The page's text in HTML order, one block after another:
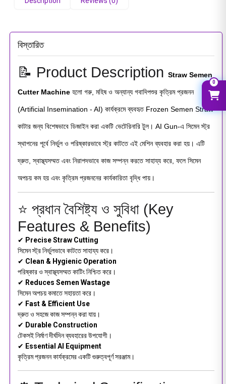
বিস্তারিত
📝 Product DescriptionStraw Semen
Cutter Machine হলো গরু, মহিষ ও অন্যান্য গবাদিপশুর কৃত্রিম প্রজনন
(Artificial Insemination - AI) কার্যক্রমে ব্যবহৃত Frozen Semen Straw
কাটার জন্য বিশেষভাবে ডিজাইন করা একটি ভেটেরিনারি টুল। AI Gun-এ সিমেন স্ট্র
স্থাপনের পূর্বে নির্ভুল ও পরিষ্কারভাবে স্ট্র কাটতে এই মেশিন ব্যবহার করা হয়। এটি
দ্রুত, স্বাস্থ্যসম্মত এবং নিরাপদভাবে কাজ সম্পন্ন করতে সাহায্য করে, ফলে সিমেন
অপচয় কম হয় এবং কৃত্রিম প্রজননের কার্যকারিতা বৃদ্ধি পায়।
⭐ প্রধান বৈশিষ্ট্য ও সুবিধা (Key
Features & Benefits)
✔ Precise Straw Cutting
সিমেন স্ট্র নির্ভুলভাবে কাটতে সাহায্য করে।
✔ Clean & Hygienic Operation
পরিষ্কার ও স্বাস্থ্যসম্মত কাটিং নিশ্চিত করে।
✔ Reduces Semen Wastage
সিমেন অপচয় কমাতে সহায়তা করে।
✔ Fast & Efficient Use
দ্রুত ও সহজে কাজ সম্পন্ন করা যায়।
✔ Durable Construction
টেকসই নির্মাণ দীর্ঘদিন ব্যবহারের উপযোগী।
✔ Essential AI Equipment
কৃত্রিম প্রজনন কার্যক্রমের একটি গুরুত্বপূর্ণ সরঞ্জাম।
0